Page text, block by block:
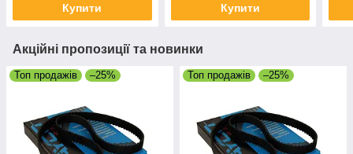
Купити Купити
Акційні пропозиції та новинки
Топ продажів –25% Топ продажів –25%